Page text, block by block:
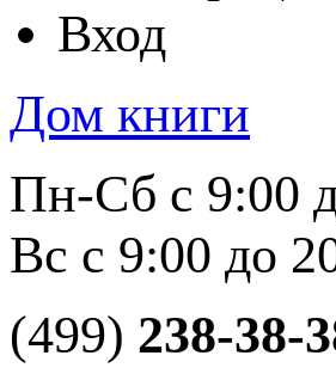
Вход
Дом книги
Пн-Сб с 9:00
Вс с 9:00 до
(499) 238-38-